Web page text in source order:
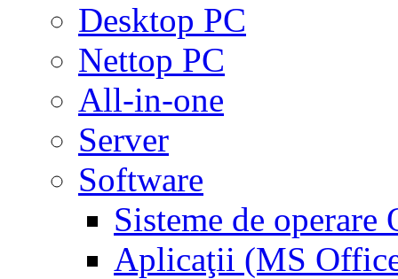
Desktop PC
Nettop PC
All-in-one
Server
Software
Sisteme de operare
Aplicaţii (MS